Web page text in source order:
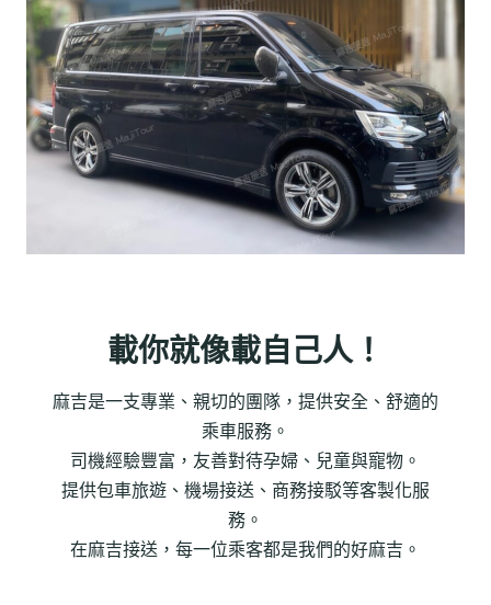
載你就像載自己人！
麻吉是一支專業、親切的團隊，提供安全、舒適的
乘車服務。
司機經驗豐富，友善對待孕婦、兒童與寵物。
提供包車旅遊、機場接送、商務接駁等客製化服
務。
在麻吉接送，每一位乘客都是我們的好麻吉。